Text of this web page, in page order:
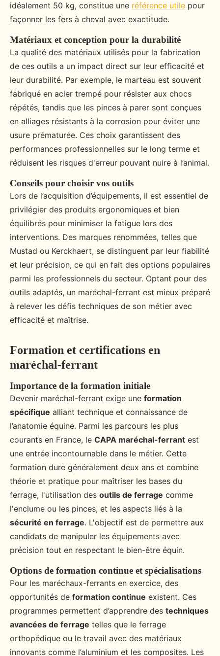
idéalement 50 kg, constitue une référence utile pour
façonner les fers à cheval avec exactitude.
Matériaux et conception pour la durabilité
La qualité des matériaux utilisés pour la fabrication
de ces outils a un impact direct sur leur efficacité et
leur durabilité. Par exemple, le marteau est souvent
fabriqué en acier trempé pour résister aux chocs
répétés, tandis que les pinces à parer sont conçues
en alliages résistants à la corrosion pour éviter une
usure prématurée. Ces choix garantissent des
performances professionnelles sur le long terme et
réduisent les risques d'erreur pouvant nuire à l’animal.
Conseils pour choisir vos outils
Lors de l’acquisition d’équipements, il est essentiel de
privilégier des produits ergonomiques et bien
équilibrés pour minimiser la fatigue lors des
interventions. Des marques renommées, telles que
Mustad ou Kerckhaert, se distinguent par leur fiabilité
et leur précision, ce qui en fait des options populaires
parmi les professionnels du secteur. Optant pour des
outils adaptés, un maréchal-ferrant est mieux préparé
à relever les défis techniques de son métier avec
efficacité et maîtrise.
Formation et certifications en
maréchal-ferrant
Importance de la formation initiale
Devenir maréchal-ferrant exige une formation
spécifique alliant technique et connaissance de
l’anatomie équine. Parmi les parcours les plus
courants en France, le CAPA maréchal-ferrant est
une entrée incontournable dans le métier. Cette
formation dure généralement deux ans et combine
théorie et pratique pour maîtriser les bases du
ferrage, l'utilisation des outils de ferrage comme
l'enclume ou les pinces, et les aspects liés à la
sécurité en ferrage. L'objectif est de permettre aux
candidats de manipuler les équipements avec
précision tout en respectant le bien-être équin.
Options de formation continue et spécialisations
Pour les maréchaux-ferrants en exercice, des
opportunités de formation continue existent. Ces
programmes permettent d’apprendre des techniques
avancées de ferrage telles que le ferrage
orthopédique ou le travail avec des matériaux
innovants comme l’aluminium et les composites. Les